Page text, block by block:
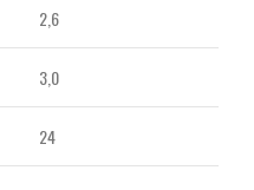
2,6
3,0
24